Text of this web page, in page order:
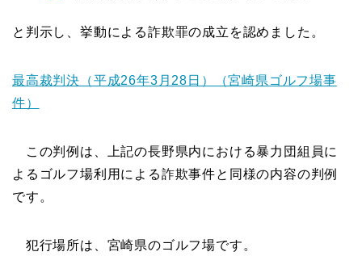
と判示し、挙動による詐欺罪の成立を認めました。
最高裁判決（平成26年3月28日）（宮崎県ゴルフ場事
件）
この判例は、上記の長野県内における暴力団組員に
よるゴルフ場利用による詐欺事件と同様の内容の判例
です。
犯行場所は、宮崎県のゴルフ場です。